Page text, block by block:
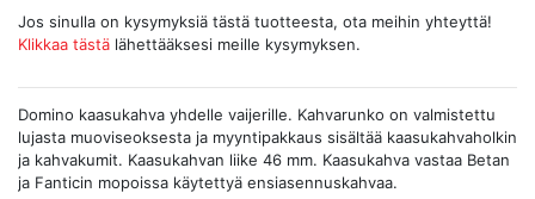
Jos sinulla on kysymyksiä tästä tuotteesta, ota meihin yhteyttä!
Klikkaa tästä lähettääksesi meille kysymyksen.
Domino kaasukahva yhdelle vaijerille. Kahvarunko on valmistettu
lujasta muoviseoksesta ja myyntipakkaus sisältää kaasukahvaholkin
ja kahvakumit. Kaasukahvan liike 46 mm. Kaasukahva vastaa Betan
ja Fanticin mopoissa käytettyä ensiasennuskahvaa.